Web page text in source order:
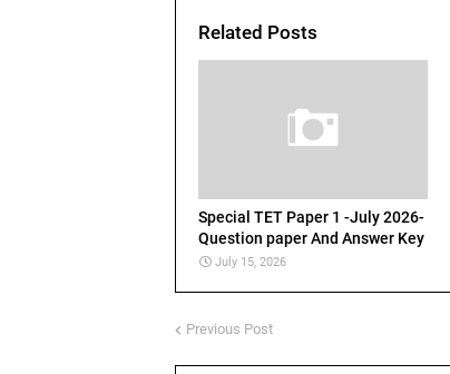
Related Posts
Special TET Paper 1 -July 2026-
Question paper And Answer Key
July 15, 2026
Previous Post